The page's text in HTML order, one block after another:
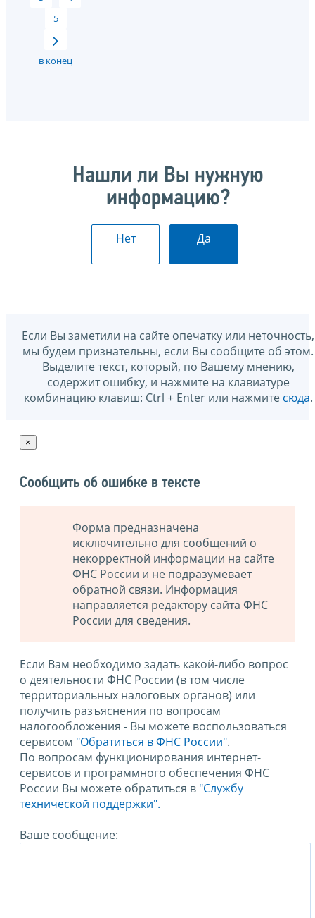
5
в конец
Нашли ли Вы нужную
информацию?
Нет Да
Если Вы заметили на сайте опечатку или неточность,
мы будем признательны, если Вы сообщите об этом.
Выделите текст, который, по Вашему мнению,
содержит ошибку, и нажмите на клавиатуре
комбинацию клавиш: Ctrl + Enter или нажмите сюда.
×
Сообщить об ошибке в тексте
Форма предназначена
исключительно для сообщений о
некорректной информации на сайте
ФНС России и не подразумевает
обратной связи. Информация
направляется редактору сайта ФНС
России для сведения.
Если Вам необходимо задать какой-либо вопрос
о деятельности ФНС России (в том числе
территориальных налоговых органов) или
получить разъяснения по вопросам
налогообложения - Вы можете воспользоваться
сервисом "Обратиться в ФНС России".
По вопросам функционирования интернет-
сервисов и программного обеспечения ФНС
России Вы можете обратиться в "Службу
технической поддержки".
Ваше сообщение: